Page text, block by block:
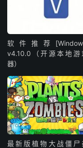
软件推荐
v4.10.0（开源本地游
器）
最新版植物大战僵尸